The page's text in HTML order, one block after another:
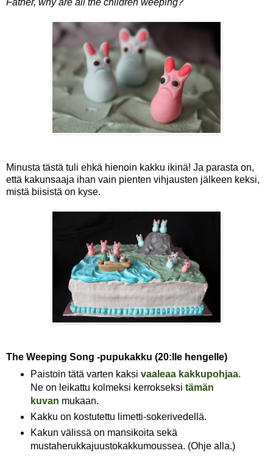
Minusta tästä tuli ehkä hienoin kakku ikinä! Ja parasta on,
että kakunsaaja ihan vain pienten vihjausten jälkeen keksi,
mistä biisistä on kyse.
The Weeping Song -pupukakku (20:lle hengelle)
Paistoin tätä varten kaksi vaaleaa kakkupohjaa.
Ne on leikattu kolmeksi kerrokseksi tämän
kuvan mukaan.
Kakku on kostutettu limetti-sokerivedellä.
Kakun välissä on mansikoita sekä
mustaherukkajuustokakkumoussea. (Ohje alla.)